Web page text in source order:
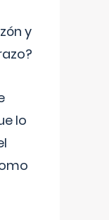
y
lo